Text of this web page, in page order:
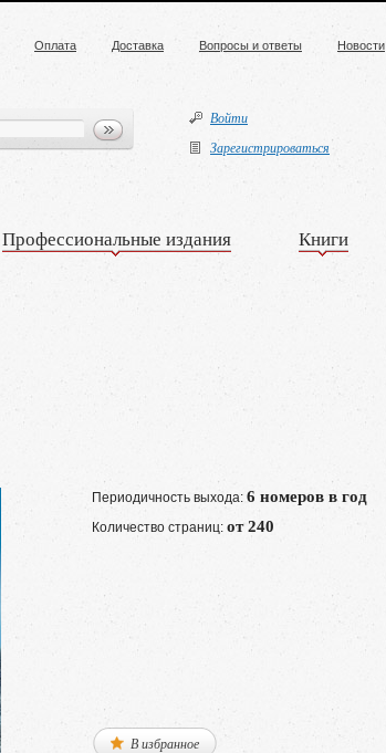
Оплата Доставка Вопросы и ответы Новости
Войти
Зарегистрироваться
Профессиональные издания Книги
Периодичность выхода: 6 номеров в год
Количество страниц: от 240
В избранное